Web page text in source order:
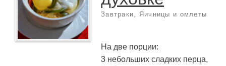
Завтраки Яичницы и омлеты
На две порции:
3 небольших сладких перца,